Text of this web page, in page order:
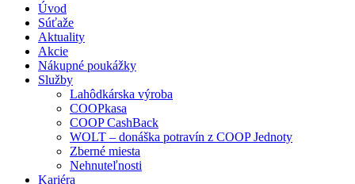
Úvod
Súťaže
Aktuality
Akcie
Nákupné poukážky
Služby
Lahôdkárska výroba
COOPkasa
COOP CashBack
WOLT – donáška potravín z COOP Jednoty
Zberné miesta
Nehnuteľnosti
Kariéra